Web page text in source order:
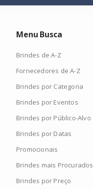
Menu Busca
Brindes de A-Z
Fornecedores de A-Z
Brindes por Categoria
Brindes por Eventos
Brindes por Público-Alvo
Brindes por Datas
Promocionais
Brindes mais Procurados
Brindes por Preço